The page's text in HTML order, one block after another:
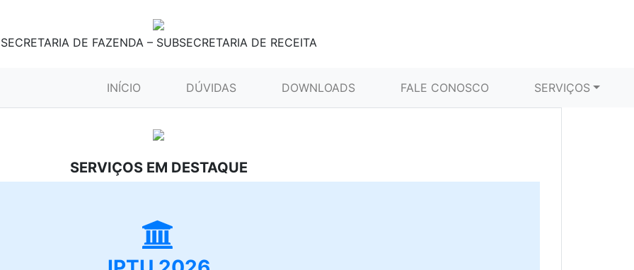
SECRETARIA DE FAZENDA – SUBSECRETARIA DE RECEITA
INÍCIO (CURRENT)DÚVIDAS DOWNLOADS FALE CONOSCO SERVIÇOS
SERVIÇOS EM DESTAQUE